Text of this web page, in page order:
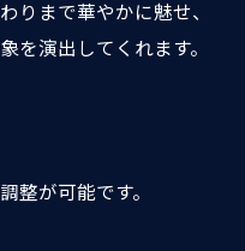
りまで華やかに魅せ、
を演出してくれます。
整が可能です。